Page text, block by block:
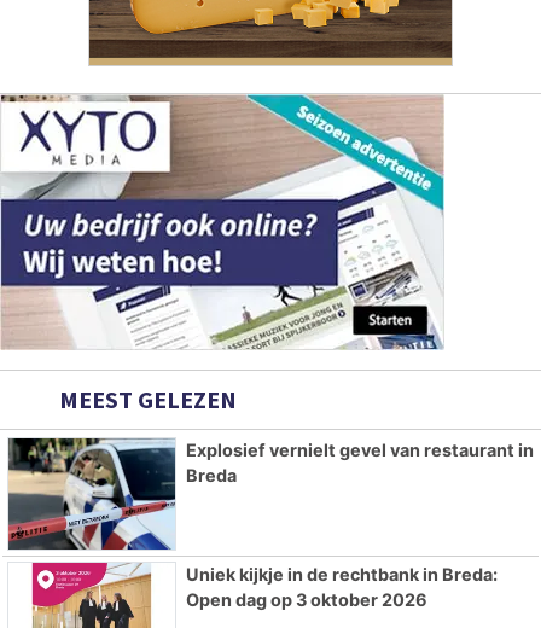
MEEST GELEZEN
Explosief vernielt gevel van restaurant in
Breda
Uniek kijkje in de rechtbank in Breda:
Open dag op 3 oktober 2026